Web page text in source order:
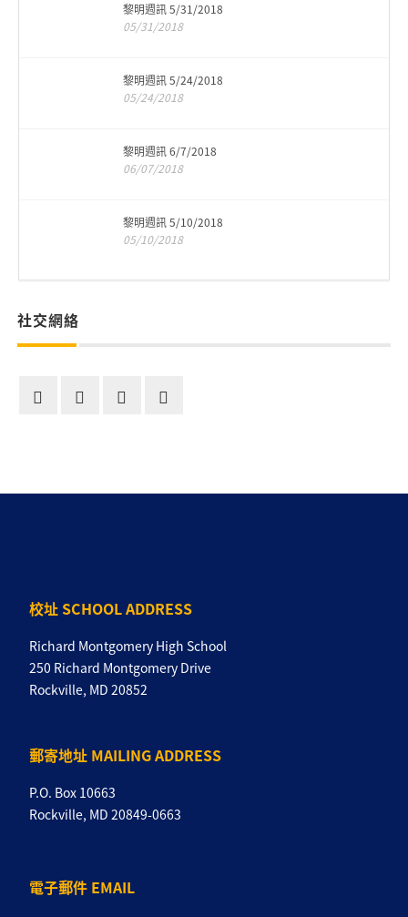
黎明週訊 5/31/2018
05/31/2018
黎明週訊 5/24/2018
05/24/2018
黎明週訊 6/7/2018
06/07/2018
黎明週訊 5/10/2018
05/10/2018
社交網絡
校址 SCHOOL ADDRESS
Richard Montgomery High School
250 Richard Montgomery Drive
Rockville, MD 20852
郵寄地址 MAILING ADDRESS
P.O. Box 10663
Rockville, MD 20849-0663
電子郵件 EMAIL